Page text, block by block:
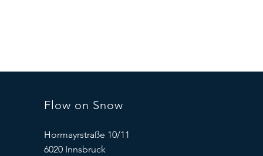
Flow on Snow
Hormayrstraße 10/11
6020 Innsbruck